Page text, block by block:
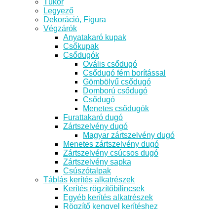
Legyező
Dekoráció, Figura
Végzárók
Anyatakaró kupak
Csőkupak
Csődugók
Ovális csődugó
Csődugó fém borítással
Gömbölyű csődugó
Domború csődugó
Csődugó
Menetes csődugók
Furattakaró dugó
Zártszelvény dugó
Magyar zártszelvény dugó
Menetes zártszelvény dugó
Zártszelvény csúcsos dugó
Zártszelvény sapka
Csúszótalpak
Táblás kerítés alkatrészek
Kerítés rögzítőbilincsek
Egyéb kerítés alkatrészek
Rögzítő kengyel kerítéshez